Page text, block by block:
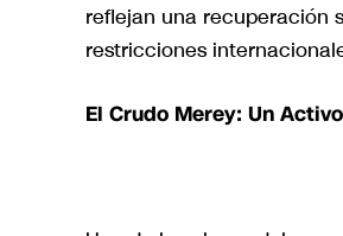
reflejan una recuperación
restricciones
El Crudo Merey: Un